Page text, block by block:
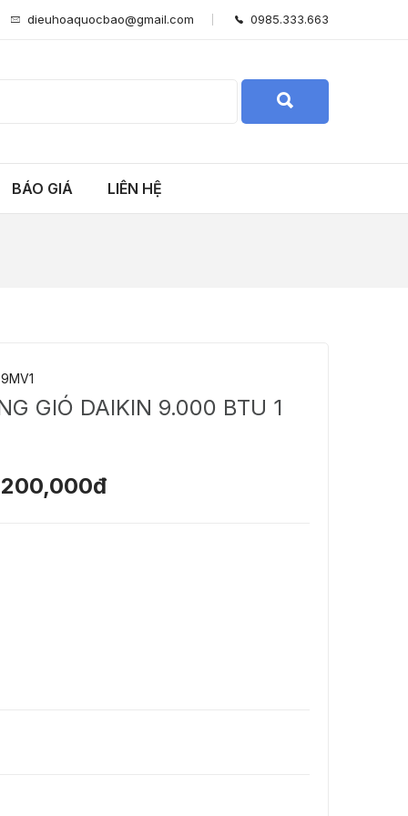
dieuhoaquocbao@gmail.com 0985.333.663
BÁO GIÁ LIÊN HỆ
GIÓ DAIKIN 9.000 BTU 1